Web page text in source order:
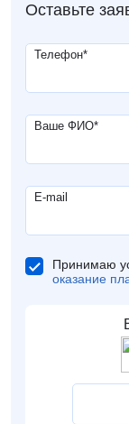
Оставьте
Телефон*
Ваше ФИО*
E-mail
Принимаю
оказание